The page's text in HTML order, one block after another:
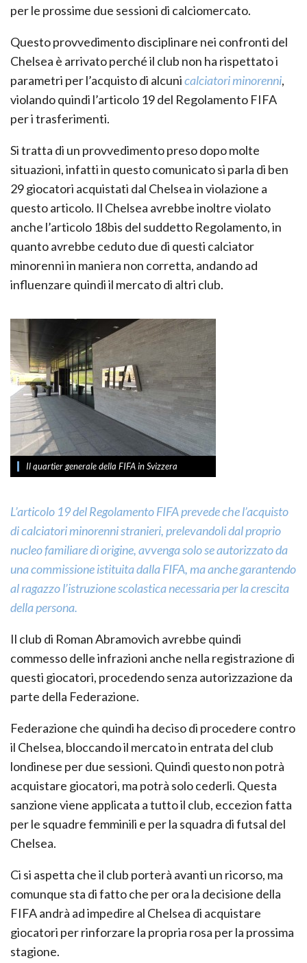
per le prossime due sessioni di calciomercato.
Questo provvedimento disciplinare nei confronti del
Chelsea è arrivato perché il club non ha rispettato i
parametri per l’acquisto di alcunicalciatori minorenni,
violando quindi l’articolo 19 del Regolamento FIFA
per i trasferimenti.
Si tratta di un provvedimento preso dopo molte
situazioni, infatti in questo comunicato si parla di ben
29 giocatori acquistati dal Chelsea in violazione a
questo articolo. Il Chelsea avrebbe inoltre violato
anche l’articolo 18bis del suddetto Regolamento, in
quanto avrebbe ceduto due di questi calciator
minorenni in maniera non corretta, andando ad
influenzare quindi il mercato di altri club.
Il quartier generale della FIFA in Svizzera
L’articolo 19 del Regolamento FIFA prevede che l’acquisto
di calciatori minorenni stranieri, prelevandoli dal proprio
nucleo familiare di origine, avvenga solo se autorizzato da
una commissione istituita dalla FIFA, ma anche garantendo
al ragazzo l’istruzione scolastica necessaria per la crescita
della persona.
Il club di Roman Abramovich avrebbe quindi
commesso delle infrazioni anche nella registrazione di
questi giocatori, procedendo senza autorizzazione da
parte della Federazione.
Federazione che quindi ha deciso di procedere contro
il Chelsea, bloccando il mercato in entrata del club
londinese per due sessioni. Quindi questo non potrà
acquistare giocatori, ma potrà solo cederli. Questa
sanzione viene applicata a tutto il club, eccezion fatta
per le squadre femminili e per la squadra di futsal del
Chelsea.
Ci si aspetta che il club porterà avanti un ricorso, ma
comunque sta di fatto che per ora la decisione della
FIFA andrà ad impedire al Chelsea di acquistare
giocatori per rinforzare la propria rosa per la prossima
stagione.